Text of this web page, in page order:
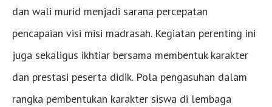
dan wali murid menjadi sarana percepatan
pencapaian visi misi madrasah. Kegiatan perenting ini
juga sekaligus ikhtiar bersama membentuk karakter
dan prestasi peserta didik. Pola pengasuhan dalam
rangka pembentukan karakter siswa di lembaga